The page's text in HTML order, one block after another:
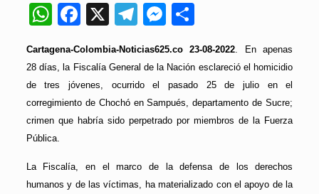
WhatsApp
Facebook
X Telegram
Messenger
Compartir
Cartagena-Colombia-Noticias625.co 23-08-2022 . En apenas
28 días, la Fiscalía General de la Nación esclareció el homicidio
de tres jóvenes, ocurrido el pasado 25 de julio en el
corregimiento de Chochó en Sampués, departamento de Sucre;
crimen que habría sido perpetrado por miembros de la Fuerza
Pública.
La Fiscalía, en el marco de la defensa de los derechos
humanos y de las víctimas, ha materializado con el apoyo de la